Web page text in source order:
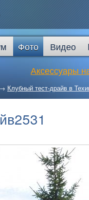
Фото Видео
Аксессуары
→ Клубный тест-драйв в